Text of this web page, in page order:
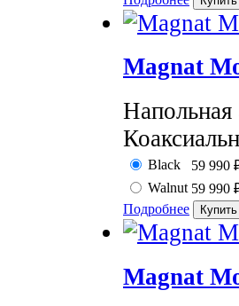
Magnat
Black 59 990
Walnut 59 990
Подробнее
Magnat